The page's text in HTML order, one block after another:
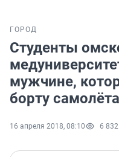
ГОРОД
Студенты
мужчине,
борту самолёта
16 апреля 2018, 08:10 6 832